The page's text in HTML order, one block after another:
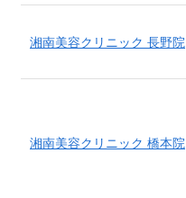
湘南美容クリニック 長野院
湘南美容クリニック 橋本院